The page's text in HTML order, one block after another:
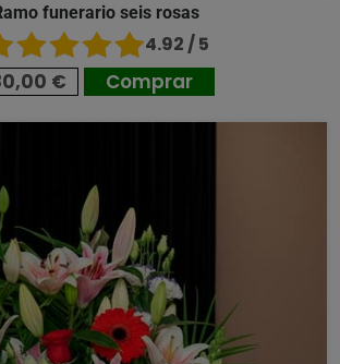
funerario seis rosas
4.92 / 5
€ Comprar